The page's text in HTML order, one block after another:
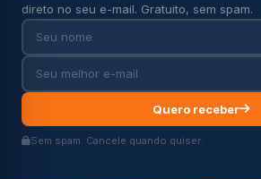
direto no seu e-mail. Gratuito, sem spam.
Quero receber
Sem spam. Cancele quando quiser.